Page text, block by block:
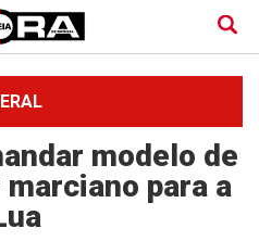
modelo de
para a